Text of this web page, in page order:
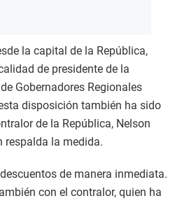
la capital de la República,
de presidente de la
Gobernadores Regionales
disposición también ha sido
de la República, Nelson
respalda la medida.
de manera inmediata.
con el contralor, quien ha